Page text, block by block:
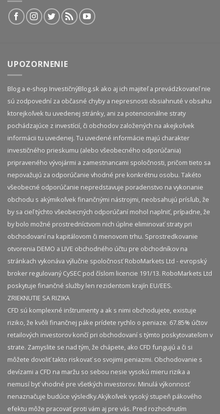
UPOZORNENIE
Blog a e-shop InvestičnýBlog.sk ako aj ich majiteľ a prevádzkovateľ nie
sú zodpovední za občasné chyby a nepresnosti obsiahnuté v obsahu
ktorejkoľvek tu uvedenej stránky, ani za potencionálne straty
pochádzajúce z investícií, či obchodov založených na akejkoľvek
informácii tu uvedenej. Tu uvedené informácie majú charakter
investičného prieskumu (alebo všeobecného odporúčania)
pripraveného vývojármi a zamestnancami spoločnosti, pričom tieto sa
nepovažujú za odporúčanie vhodné pre konkrétnu osobu. Takéto
všeobecné odporúčanie nepredstavuje poradenstvo na vykonanie
obchodu s akýmikoľvek finančnými nástrojmi, neobsahujú prísľub, že
by sa cieľ týchto všeobecných odporúčaní mohol naplniť, prípadne, že
by bolo možné prostredníctvom nich úplne eliminovať straty pri
obchodovaní na kapitálovom či menovom trhu. Sprostredkovanie
otvorenia DEMO a LIVE obchodného účtu pre obchodníkov na
stránkach vykonáva výlučne spoločnosť RoboMarkets Ltd - evropský
broker regulovaný CySEC pod číslom licencie 191/13. RoboMarkets Ltd
poskytuje finančné služby len rezidentom krajín EU/EES.
ZRIEKNUTIE SA RIZIKA
CFD sú komplexné inštrumenty a ak s nimi obchodujete, existuje
riziko, že kvôli finančnej páke prídete rychlo o peniaze. 67.85% účtov
retailových investorov končí pri obchodovaní s týmto poskytovateľom v
strate. Zamyslite se nad tým, že chápete, ako CFD fungujú a či si
môžete dovoliť takto riskovať so svojimi peniazmi. Obchodovanie s
devízami a CFD na maržu so sebou nesie vysokú mieru rizika a
nemusí byť vhodné pre všetkých investorov. Minulá výkonnosť
nenaznačuje budúce výsledky.​ Akýkoľvek vysoký stupeň pákového
efektu môže pracovať proti vám aj pre vás. Pred rozhodnutím